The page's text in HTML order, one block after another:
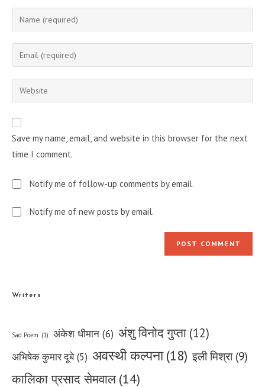
Enter
your
name
comment
Enter
your
email
address
Enter
your
URL
(optional)
Save my name, email, and website in this browser for the next
time I comment.
Notify me of follow-up comments by email.
Notify me of new posts by email.
Writers
Sad Poem (1) अंकेश धीमान (6) अंशु विनोद गुप्ता (12)
अभिषेक कुमार दूबे (5) अवस्थी कल्पना (18) इली मिश्रा (9)
कालिका प्रसाद सेमवाल (14)